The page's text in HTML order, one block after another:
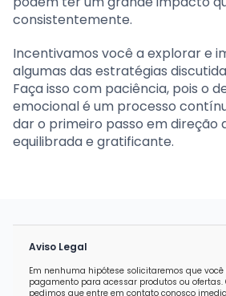
consistentemente.
Incentivamos você a explorar e
algumas das estratégias
Faça isso com paciência, pois o
emocional é um processo
dar o primeiro passo em direção
equilibrada e gratificante.
Aviso Legal
Em nenhuma hipótese solicitaremos que
pagamento para acessar produtos ou ofertas.
pedimos que entre em contato conosco